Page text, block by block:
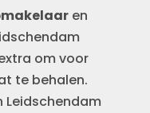
en
om voor
te behalen.
Leidschendam